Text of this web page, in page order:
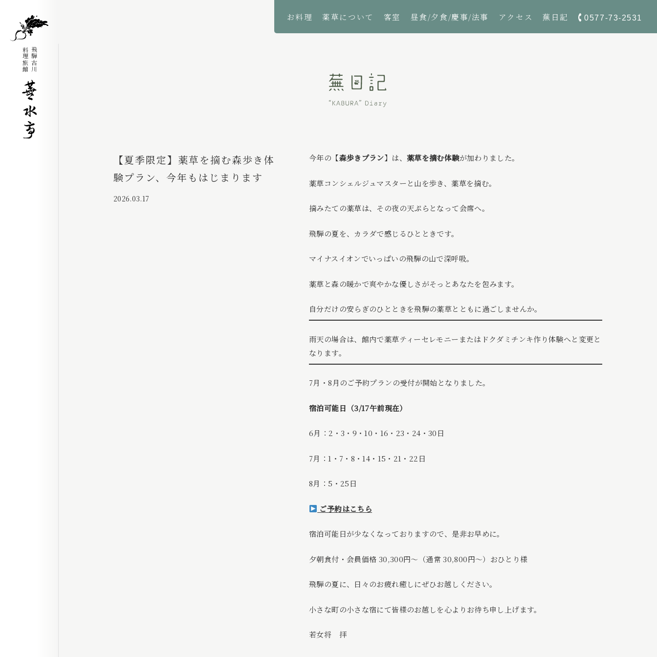
飛騨古川
料理旅館
お料理 薬草について 客室 昼食/夕食/慶事/法事 アクセス 蕪日記 0577-73-2531
【夏季限定】薬草を摘む森歩き体
験プラン、今年もはじまります
2026.03.17
今年の【森歩きプラン】は、 薬草を摘む体験が加わりました。
薬草コンシェルジュマスターと山を歩き、薬草を摘む。
摘みたての薬草は、その夜の天ぷらとなって会席へ。
飛騨の夏を、カラダで感じるひとときです。
マイナスイオンでいっぱいの飛騨の山で深呼吸。
薬草と森の暖かで爽やかな優しさがそっとあなたを包みます。
自分だけの安らぎのひとときを飛騨の薬草とともに過ごしませんか。
雨天の場合は、館内で薬草ティーセレモニーまたはドクダミチンキ作り体験へと変更と
なります。
7月・8月のご予約プランの受付が開始となりました。
宿泊可能日（3/17午前現在）
6月：2・3・9・10・16・23・24・30日
7月：1・7・8・14・15・21・22日
8月：5・25日
ご予約はこちら
宿泊可能日が少なくなっておりますので、是非お早めに。
夕朝食付・会員価格 30,300円〜（通常 30,800円〜）おひとり様
飛騨の夏に、日々のお疲れ癒しにぜひお越しください。
小さな町の小さな宿にて皆様のお越しを心よりお待ち申し上げます。
若女将 拝